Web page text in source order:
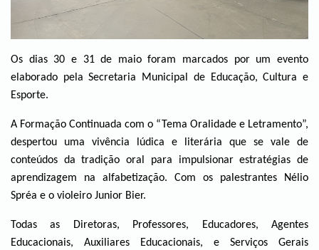
Os dias 30 e 31 de maio foram marcados por um evento
elaborado pela Secretaria Municipal de Educação, Cultura e
Esporte.
A Formação Continuada com o “Tema Oralidade e Letramento”,
despertou uma vivência lúdica e literária que se vale de
conteúdos da tradição oral para impulsionar estratégias de
aprendizagem na alfabetização. Com os palestrantes Nélio
Spréa e o violeiro Junior Bier.
Todas as Diretoras, Professores, Educadores, Agentes
Educacionais, Auxiliares Educacionais, e Serviços Gerais